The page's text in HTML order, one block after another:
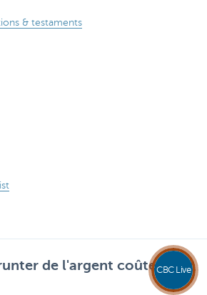
& testaments
de l'argent coûte aussi
CBC Live